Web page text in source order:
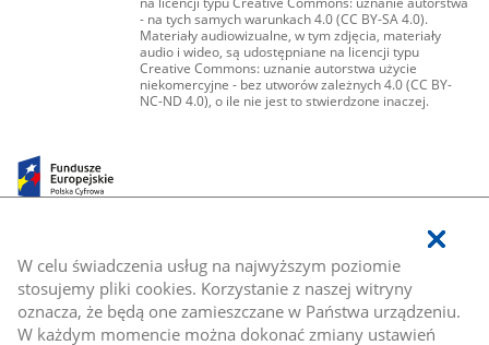
W celu świadczenia usług na najwyższym poziomie
stosujemy pliki cookies. Korzystanie z naszej witryny
oznacza, że będą one zamieszczane w Państwa urządzeniu.
W każdym momencie można dokonać zmiany ustawień
- na tych samych warunkach 4.0 (CC BY-SA 4.0).
Materiały audiowizualne, w tym zdjęcia, materiały
audio i wideo, są udostępniane na licencji typu
Creative Commons: uznanie autorstwa użycie
niekomercyjne - bez utworów zależnych 4.0 (CC BY-
NC-ND 4.0), o ile nie jest to stwierdzone inaczej.